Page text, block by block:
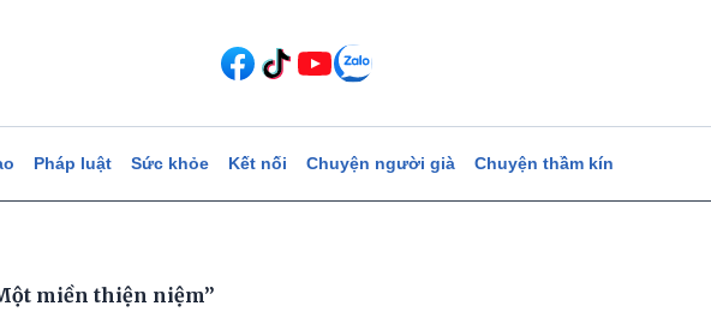
Pháp luật Sức khỏe Kết nối Chuyện người già Chuyện thầm kín
miền thiện niệm”